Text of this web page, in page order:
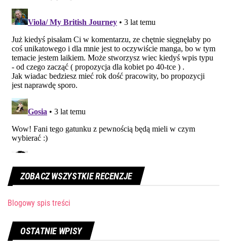
ZOBACZ WSZYSTKIE RECENZJE
Blogowy spis treści
OSTATNIE WPISY